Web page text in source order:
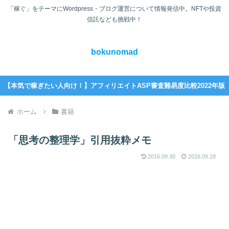
「稼ぐ」をテーマにWordpress・ブログ運営について情報発信中。NFTや投資
信託なども挑戦中！
bokunomad
【本気で稼ぎたい人向け！】アフィリエイトASP審査難易度比較2022年版
ホーム 書籍
「思考の整理学」引用抜粋メモ
2016.09.30 2016.09.28